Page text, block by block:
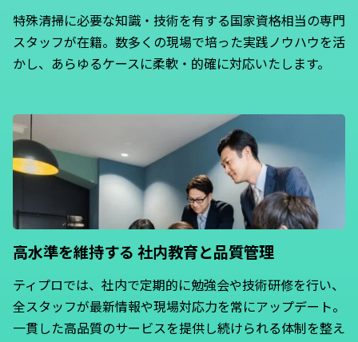
特殊清掃に必要な知識・技術を有する国家資格相当の専門
スタッフが在籍。数多くの現場で培った実践ノウハウを活
かし、あらゆるケースに柔軟・的確に対応いたします。
高水準を維持する 社内教育と品質管理
ティプロでは、社内で定期的に勉強会や技術研修を行い、
全スタッフが最新情報や現場対応力を常にアップデート。
一貫した高品質のサービスを提供し続けられる体制を整え